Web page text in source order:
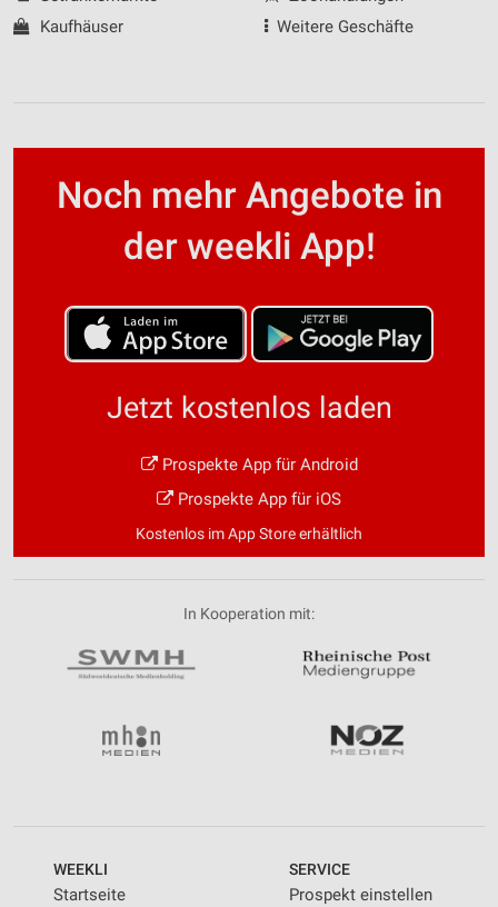
Kaufhäuser
Weitere Geschäfte
Noch mehr Angebote in
der weekli App!
Jetzt kostenlos laden
Prospekte App für Android
Prospekte App für iOS
Kostenlos im App Store erhältlich
In Kooperation mit:
WEEKLI
Startseite
SERVICE
Prospekt einstellen